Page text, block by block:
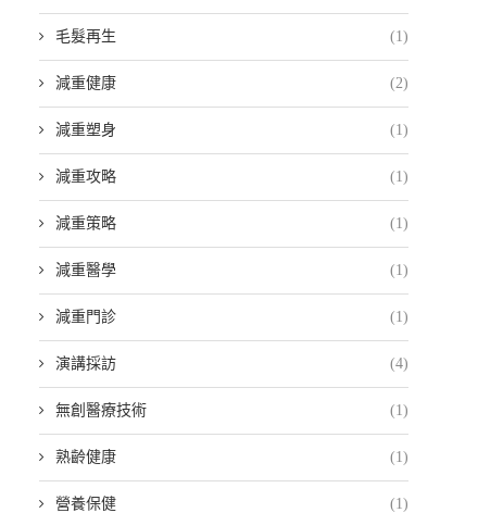
毛髮再生 (1)
減重健康 (2)
減重塑身 (1)
減重攻略 (1)
減重策略 (1)
減重醫學 (1)
減重門診 (1)
演講採訪 (4)
無創醫療技術 (1)
熟齡健康 (1)
營養保健 (1)